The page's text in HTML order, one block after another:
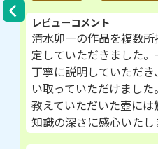
レビューコメント
清水卯一の作品を複数
定していただきました。
丁寧に説明していただ
い取っていただけまし
教えていただいた壺に
知識の深さに感心いたし